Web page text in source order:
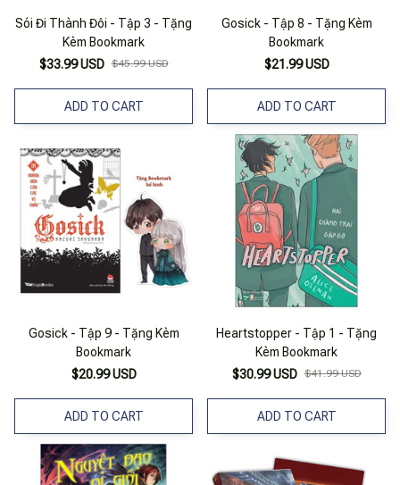
Sói Đi Thành Đôi - Tập 3 - Tặng
Kèm Bookmark
$33.99 USD $45.99 USD
ADD TO CART
Gosick - Tập 8 - Tặng Kèm
Bookmark
$21.99 USD
ADD TO CART
Gosick - Tập 9 - Tặng Kèm
Bookmark
$20.99 USD
ADD TO CART
Heartstopper - Tập 1 - Tặng
Kèm Bookmark
$30.99 USD $41.99 USD
ADD TO CART